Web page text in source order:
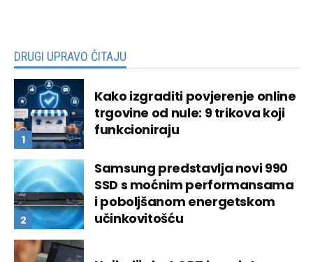
DRUGI UPRAVO ČITAJU
Kako izgraditi povjerenje online
trgovine od nule: 9 trikova koji
funkcioniraju
Samsung predstavlja novi 990
SSD s moćnim performansama
i poboljšanom energetskom
učinkovitošću